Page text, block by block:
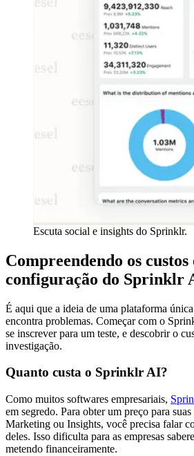
Escuta social e insights do Sprinklr.
Compreendendo os custos
configuração do Sprinklr
É aqui que a ideia de uma plataforma
encontra problemas. Começar com o
se inscrever para um teste, e descobrir o
investigação.
Quanto custa o Sprinklr AI?
Como muitos softwares empresariais,
em segredo. Para obter um preço para
Marketing ou Insights, você precisa falar
deles. Isso dificulta para as empresas
metendo financeiramente.